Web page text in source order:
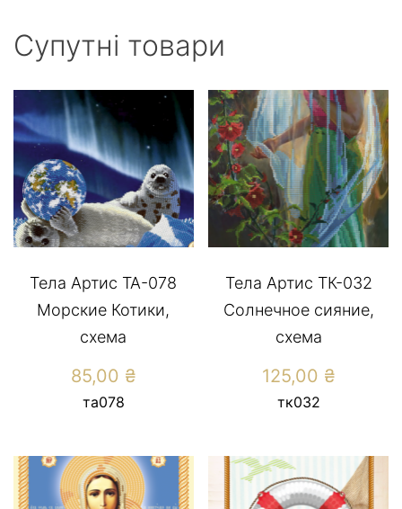
Супутні товари
Тела Артис ТА-078
Морские Котики,
схема
85,00 ₴
та078
Тела Артис ТК-032
Солнечное сияние,
схема
125,00 ₴
тк032